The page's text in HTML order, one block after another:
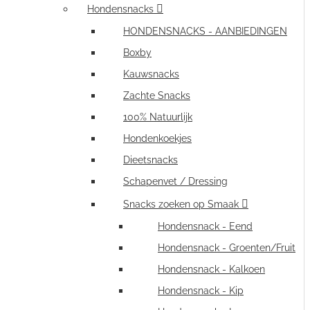
Hondensnacks
HONDENSNACKS - AANBIEDINGEN
Boxby
Kauwsnacks
Zachte Snacks
100% Natuurlijk
Hondenkoekjes
Dieetsnacks
Schapenvet / Dressing
Snacks zoeken op Smaak
Hondensnack - Eend
Hondensnack - Groenten/Fruit
Hondensnack - Kalkoen
Hondensnack - Kip